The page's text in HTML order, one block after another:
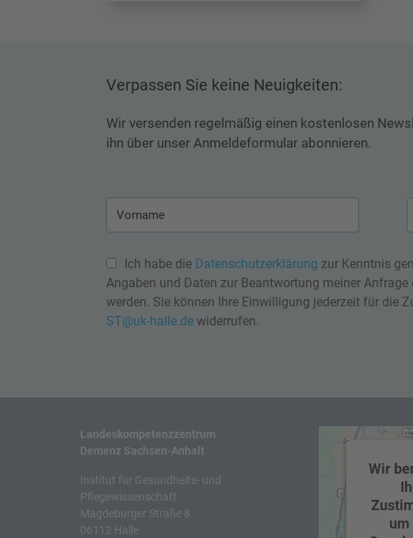
Verpassen Sie keine Neuigkeiten:
Wir versenden regelmäßig einen kostenlosen
ihn über unser Anmeldeformular abonnieren.
Ich habe die Datenschutzerklärung zur Kenntnis
Angaben und Daten zur Beantwortung meiner
werden. Sie können Ihre Einwilligung jederzeit für die
ST@uk-halle.de widerrufen.
Landeskompetenzzentrum
Demenz Sachsen-Anhalt
Institut für Gesundheits- und
Pflegewissenschaft
Magdeburger Straße 8
06112 Halle
Wir
um